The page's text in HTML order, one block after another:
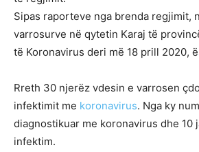
Sipas raporteve nga brenda regjimit,
varrosurve në qytetin Karaj të
të Koronavirus deri më 18 prill 2020,
Rreth 30 njerëz vdesin e varrosen
infektimit me koronavirus. Nga ky
diagnostikuar me koronavirus dhe 10
infektim.